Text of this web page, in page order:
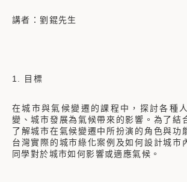
講者：劉錕先生
1. 目標
在城市與氣候變遷的課程中，探討各種
變、城市發展為氣候帶來的影響。為了結
了解城市在氣候變遷中所扮演的角色與功
台灣實際的城市綠化案例及如何設計城市
同學對於城市如何影響或適應氣候。